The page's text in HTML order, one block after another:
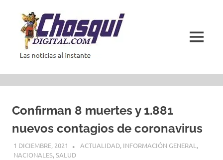
contenido
MENÚ
Confirman 8 muertes y 1.881
nuevos contagios de coronavirus
1 DICIEMBRE, 2021 ACTUALIDAD, INFORMACIÓN GENERAL ,
NACIONALES,SALUD